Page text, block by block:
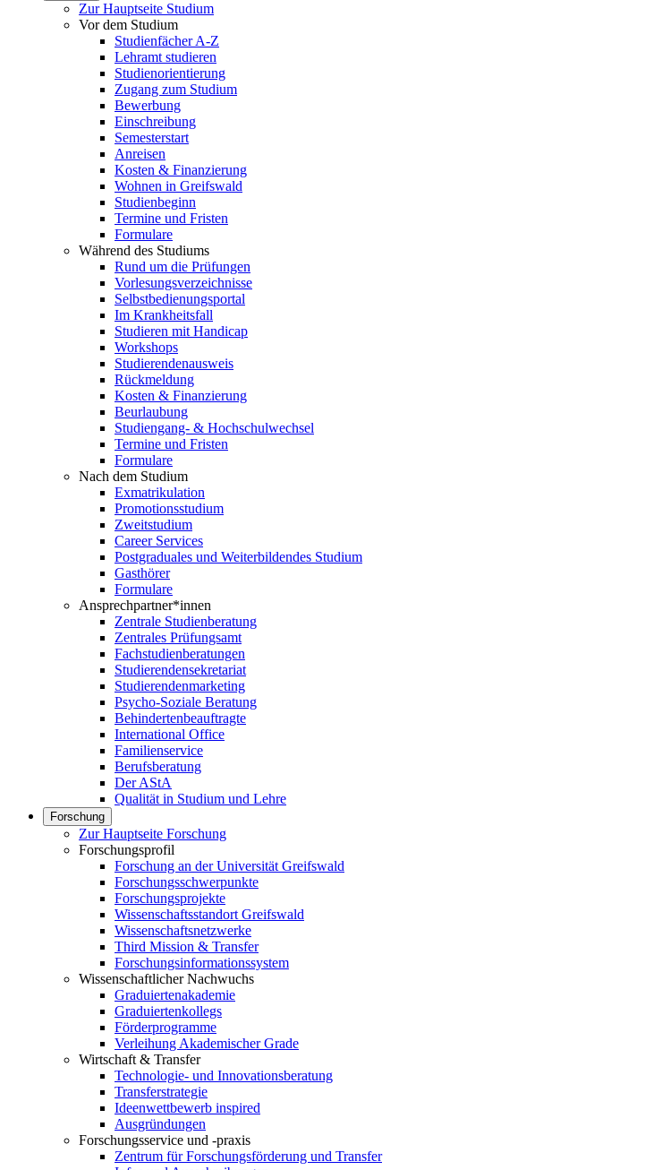
Zur Hauptseite Studium
Vor dem Studium
Studienfächer A-Z
Lehramt studieren
Studienorientierung
Zugang zum Studium
Bewerbung
Einschreibung
Semesterstart
Anreisen
Kosten & Finanzierung
Wohnen in Greifswald
Studienbeginn
Termine und Fristen
Formulare
Während des Studiums
Rund um die Prüfungen
Vorlesungsverzeichnisse
Selbstbedienungsportal
Im Krankheitsfall
Studieren mit Handicap
Workshops
Studierendenausweis
Rückmeldung
Kosten & Finanzierung
Beurlaubung
Studiengang- & Hochschulwechsel
Termine und Fristen
Formulare
Nach dem Studium
Exmatrikulation
Promotionsstudium
Zweitstudium
Career Services
Postgraduales und Weiterbildendes Studium
Gasthörer
Formulare
Ansprechpartner*innen
Zentrale Studienberatung
Zentrales Prüfungsamt
Fachstudienberatungen
Studierendensekretariat
Studierendenmarketing
Psycho-Soziale Beratung
Behindertenbeauftragte
International Office
Familienservice
Berufsberatung
Der AStA
Qualität in Studium und Lehre
Forschung
Zur Hauptseite Forschung
Forschungsprofil
Forschung an der Universität Greifswald
Forschungsschwerpunkte
Forschungsprojekte
Wissenschaftsstandort Greifswald
Wissenschaftsnetzwerke
Third Mission & Transfer
Forschungsinformationssystem
Wissenschaftlicher Nachwuchs
Graduiertenakademie
Graduiertenkollegs
Förderprogramme
Verleihung Akademischer Grade
Wirtschaft & Transfer
Technologie- und Innovationsberatung
Transferstrategie
Ideenwettbewerb inspired
Ausgründungen
Forschungsservice und -praxis
Zentrum für Forschungsförderung und Transfer